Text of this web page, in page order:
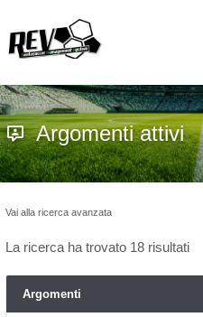
Argomenti attivi
Vai alla ricerca avanzata
La ricerca ha trovato 18 risultati
Argomenti